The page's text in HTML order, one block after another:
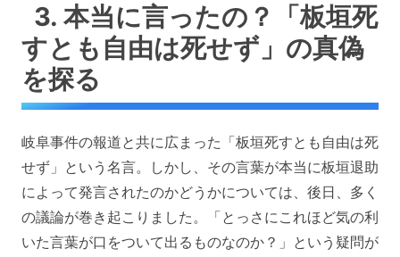
3. 本当に言ったの？「板垣死
すとも自由は死せず」の真偽
を探る
岐阜事件の報道と共に広まった「板垣死すとも自由は死
せず」という名言。しかし、その言葉が本当に板垣退助
によって発言されたのかどうかについては、後日、多く
の議論が巻き起こりました。「とっさにこれほど気の利
いた言葉が口をついて出るものなのか？」という疑問が